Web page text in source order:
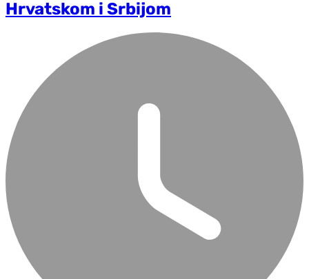
Hrvatskom i Srbijom